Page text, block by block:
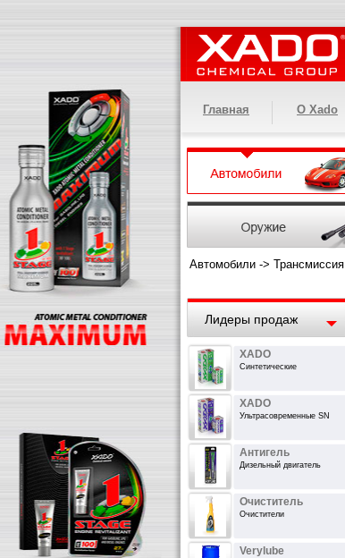
Главная О Xado
Автомобили -> Трансмиссия
Лидеры продаж
XADO
Синтетические
XADO
Ультрасовременные SN
Антигель
Дизельный двигатель
Очиститель
Очистители
Verylube